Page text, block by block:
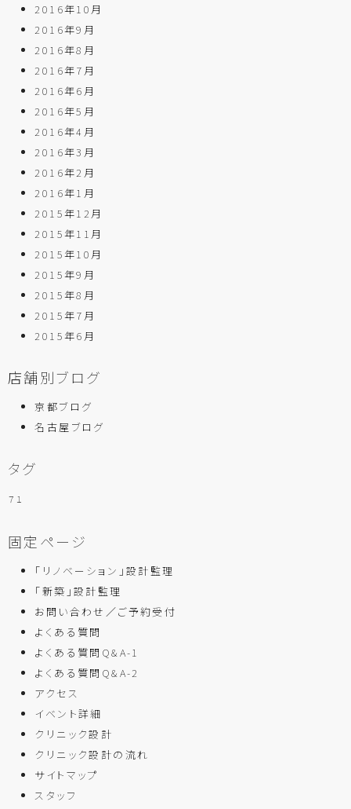
2016年10月
2016年9月
2016年8月
2016年7月
2016年6月
2016年5月
2016年4月
2016年3月
2016年2月
2016年1月
2015年12月
2015年11月
2015年10月
2015年9月
2015年8月
2015年7月
2015年6月
店舗別ブログ
京都ブログ
名古屋ブログ
タグ
７１
固定ページ
「リノベーション」設計監理
「新築」設計監理
お問い合わせ／ご予約受付
よくある質問
よくある質問Q&A-1
よくある質問Q&A-2
アクセス
イベント詳細
クリニック設計
クリニック設計の流れ
サイトマップ
スタッフ